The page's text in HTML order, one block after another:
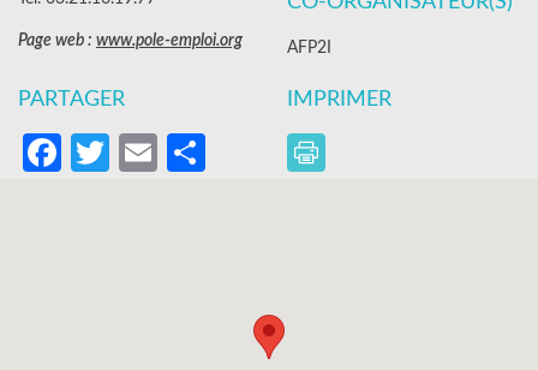
Page web : www.pole-emploi.org AFP2I
PARTAGER
Facebook
Twitter
EmailPartager
IMPRIMER